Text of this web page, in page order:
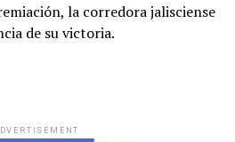
la corredora jalisciense
de su victoria.